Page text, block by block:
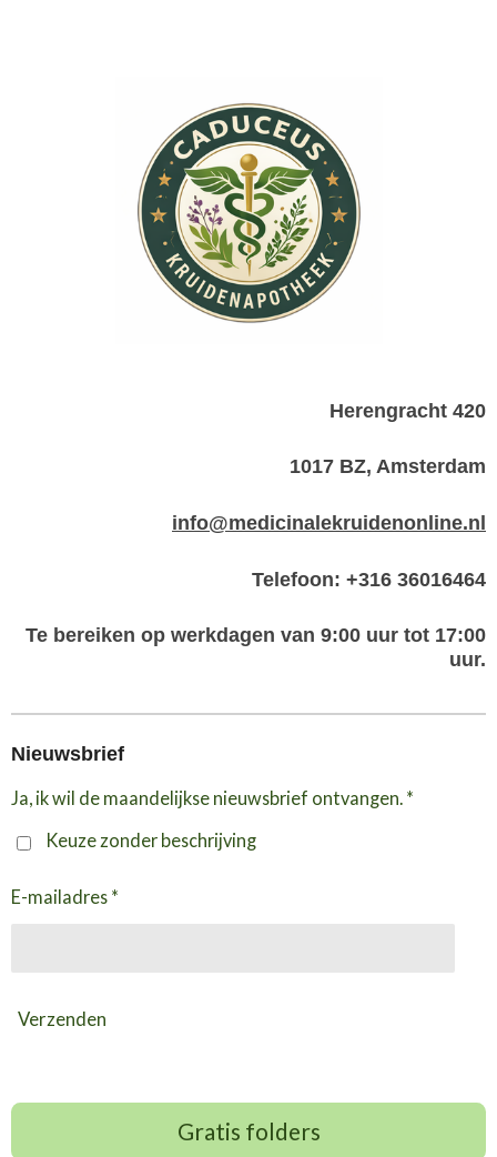
Herengracht 420
1017 BZ, Amsterdam
info@medicinalekruidenonline.nl
Telefoon: +316 36016464
Te bereiken op werkdagen van 9:00 uur tot 17:00
uur.
Nieuwsbrief
Ja, ik wil de maandelijkse nieuwsbrief ontvangen. *
Keuze zonder beschrijving
E-mailadres *
Verzenden
Gratis folders